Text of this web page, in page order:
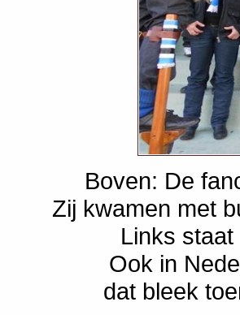
Boven: De
Zij kwamen met
Links
Ook in
dat bleek